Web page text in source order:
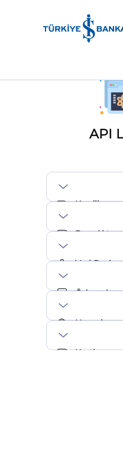
API
Krediler
Para
Veri
Ödemeler
Hesaplar
Kartlar